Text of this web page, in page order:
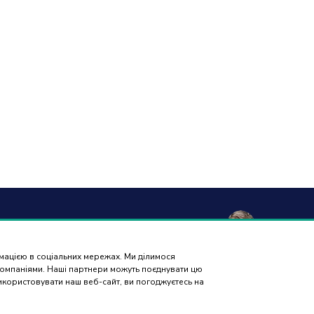
в соціальних мережах. Ми ділимося
Наші партнери можуть поєднувати цю
наш веб-сайт, ви погоджуєтесь на
повернення